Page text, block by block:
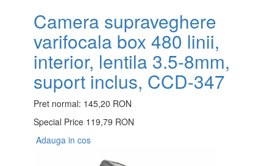
Camera supraveghere
varifocala box 480 linii,
interior, lentila 3.5-8mm,
suport inclus, CCD-347
Pret normal: 145,20 RON
Special Price 119,79 RON
Adauga in cos